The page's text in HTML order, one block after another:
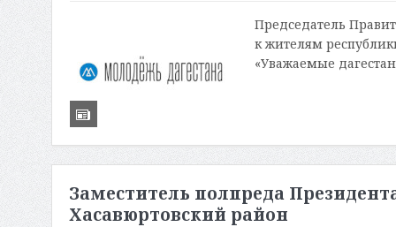
Председатель
к жителям
«Уважаемые
Заместитель полпреда
Хасавюртовский район